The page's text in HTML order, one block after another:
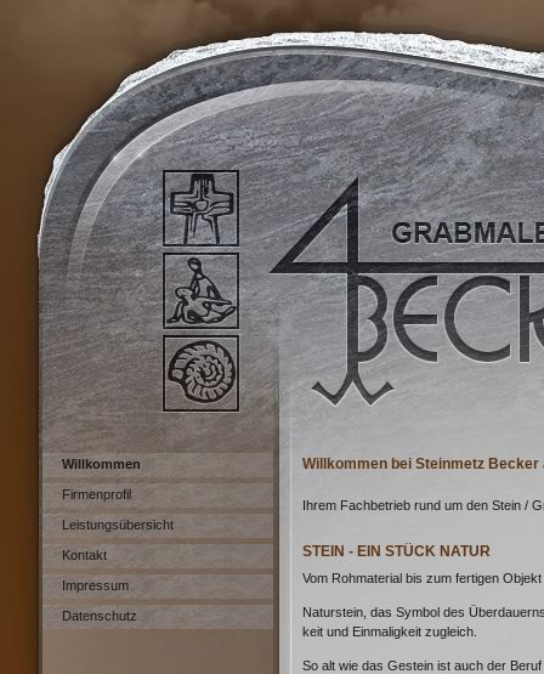
Willkommen
Firmenprofil
Leistungsübersicht
Kontakt
Impressum
Datenschutz
Willkommen bei Steinmetz Becker
Ihrem Fachbetrieb rund um den Stein /
STEIN - EIN STÜCK NATUR
Vom Rohmaterial bis zum fertigen Objekt
Naturstein, das Symbol des
keit und Einmaligkeit zugleich.
So alt wie das Gestein ist auch der